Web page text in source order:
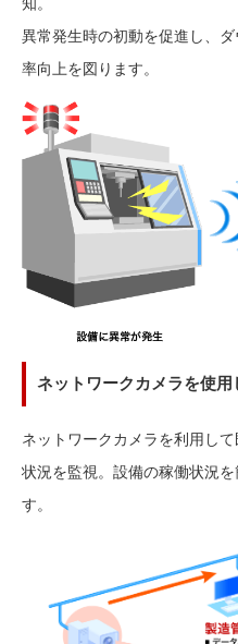
知。
異常発生時の初動を促進し、
率向上を図ります。
ネットワークカメラを使用
ネットワークカメラを利用し
状況を監視。設備の稼働状況
す。